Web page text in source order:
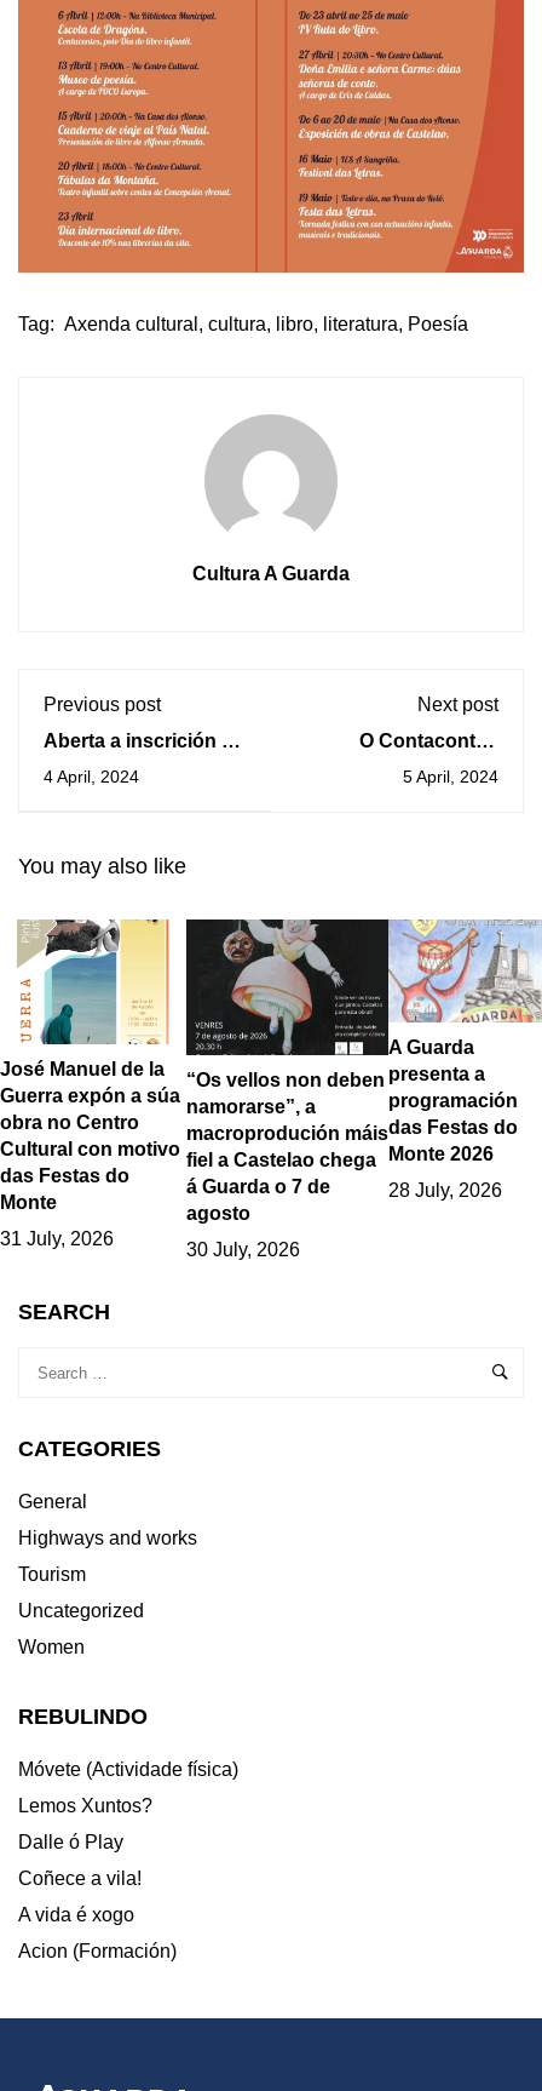
Tag: Axenda cultural , cultura, libro, literatura, Poesía
Cultura A Guarda
Previous post
Aberta a inscrición do
Obradoiro de plantas
para este domingo 7
4 April, 2024
Next post
O Contacontos
Escola de Dragóns
5 April, 2024
You may also like
José Manuel de la
Guerra expón a súa
obra no Centro
Cultural con motivo
das Festas do
Monte
31 July, 2026
“Os vellos non deben
namorarse”, a
macroprodución máis
fiel a Castelao chega
á Guarda o 7 de
agosto
30 July, 2026
A Guarda
presenta a
programación
das Festas do
Monte 2026
28 July, 2026
SEARCH
CATEGORIES
General
Highways and works
Tourism
Uncategorized
Women
REBULINDO
Móvete (Actividade física)
Lemos Xuntos?
Dalle ó Play
Coñece a vila!
A vida é xogo
Acion (Formación)